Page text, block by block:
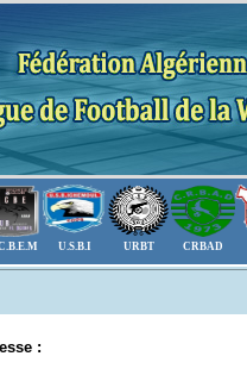
U.S.B.I URBT CRBAD
: